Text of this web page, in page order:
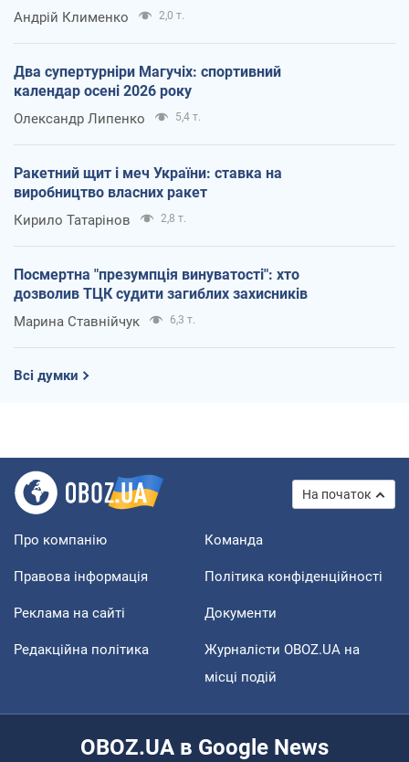
Андрій Клименко 2,0 т.
Два супертурніри Магучіх: спортивний
календар осені 2026 року
Олександр Липенко 5,4 т.
Ракетний щит і меч України: ставка на
виробництво власних ракет
Кирило Татарінов 2,8 т.
Посмертна "презумпція винуватості": хто
дозволив ТЦК судити загиблих захисників
Марина Ставнійчук 6,3 т.
Всі думки
На початок
Про компанію Команда
Правова інформація Політика конфіденційності
Реклама на сайті Документи
Редакційна політика
Журналісти OBOZ.UA на
місці подій
OBOZ.UA в Google News